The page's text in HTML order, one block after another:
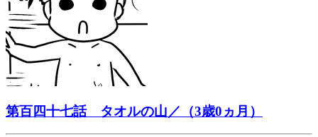
第百四十七話 タオルの山／（3歳0ヵ月）